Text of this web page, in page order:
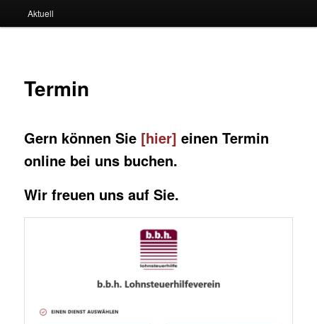
Aktuell
Termin
Gern können Sie [hier] einen Termin
online bei uns buchen.
Wir freuen uns auf Sie.